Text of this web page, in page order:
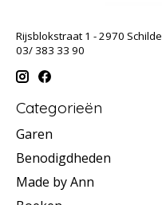
Rijsblokstraat 1 - 2970 Schilde
03/ 383 33 90
Categorieën
Garen
Benodigdheden
Made by Ann